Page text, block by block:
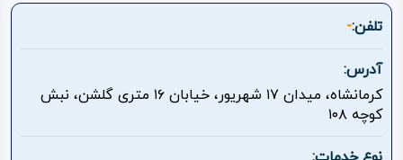
بیستون
روستاهای
هدف
اقامتگاه
تلفن:-
آدرس:
کرمانشاه، میدان ۱۷ شهریور، خیابان ۱۶ متری گلشن، نبش
کوچه ۱۰۸